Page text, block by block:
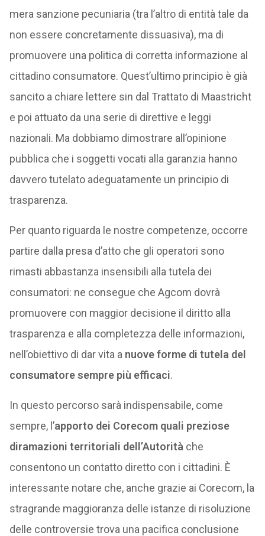
mera sanzione pecuniaria (tra l’altro di entità tale da
non essere concretamente dissuasiva), ma di
promuovere una politica di corretta informazione al
cittadino consumatore. Quest’ultimo principio è già
sancito a chiare lettere sin dal Trattato di Maastricht
e poi attuato da una serie di direttive e leggi
nazionali. Ma dobbiamo dimostrare all’opinione
pubblica che i soggetti vocati alla garanzia hanno
davvero tutelato adeguatamente un principio di
trasparenza.
Per quanto riguarda le nostre competenze, occorre
partire dalla presa d’atto che gli operatori sono
rimasti abbastanza insensibili alla tutela dei
consumatori: ne consegue che Agcom dovrà
promuovere con maggior decisione il diritto alla
trasparenza e alla completezza delle informazioni,
nell’obiettivo di dar vita a nuove forme di tutela del
consumatore sempre più efficaci.
In questo percorso sarà indispensabile, come
sempre, l’apporto dei Corecom quali preziose
diramazioni territoriali dell’Autorità che
consentono un contatto diretto con i cittadini. È
interessante notare che, anche grazie ai Corecom, la
stragrande maggioranza delle istanze di risoluzione
delle controversie trova una pacifica conclusione